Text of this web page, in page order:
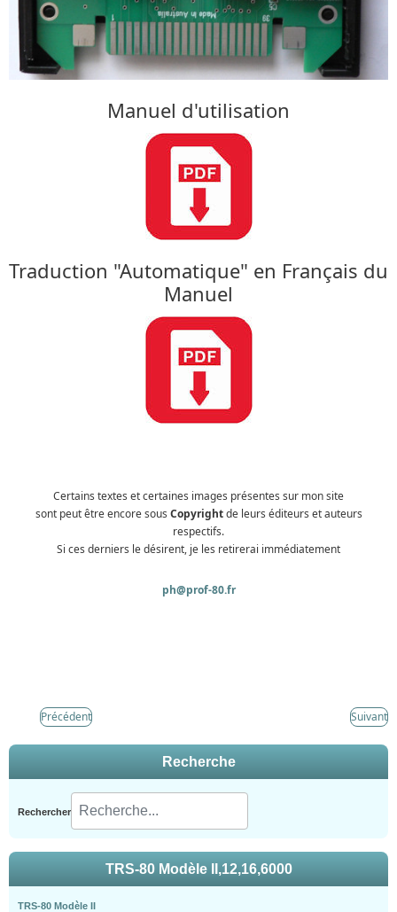
Manuel d'utilisation
Traduction "Automatique" en Français du
Manuel
Certains textes et certaines images présentes sur mon site
sont peut être encore sous Copyrightde leurs éditeurs et auteurs
respectifs.
Si ces derniers le désirent, je les retirerai immédiatement
ph@prof-80.fr
Précédent Suivant
Recherche
Rechercher
TRS-80 Modèle II,12,16,6000
TRS-80 Modèle II